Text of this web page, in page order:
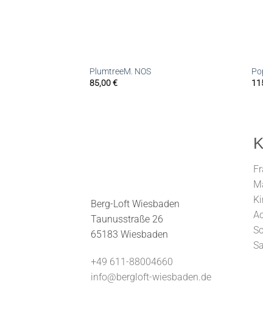
PlumtreeM. NOS
85,00€
Berg-Loft Wiesbaden
Taunusstraße 26
65183 Wiesbaden
+49 611-88004660
info@bergloft-wiesbaden.de